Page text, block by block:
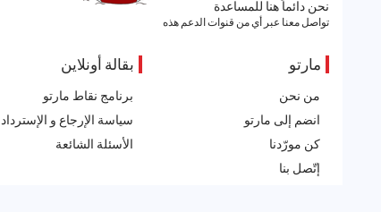
نحن دائماً هنا للمساعدة
تواصل معنا عبر أي من قنوات الدعم هذه
مارتو
من نحن
انضم إلى مارتو
كن مورّدنا
إتّصل بنا
بقالة أونلاين
برنامج نقاط مارتو
سياسة الإرجاع و الإسترداد
الأسئلة الشائعة